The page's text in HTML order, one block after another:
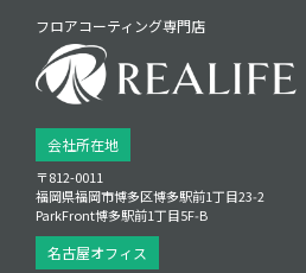
フロアコーティング専門店
会社所在地
〒812-0011
福岡県福岡市博多区博多駅前1丁目23‑2
ParkFront博多駅前1丁目5F‑B
名古屋オフィス